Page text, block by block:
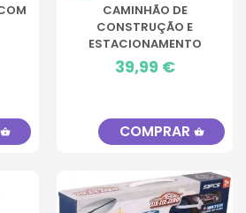
shopping_basket
CAMINHÃO DE
CONSTRUÇÃO E
ESTACIONAMENTO
INFANTIL
Preço
39,99 €
COMPRAR shopping_basket